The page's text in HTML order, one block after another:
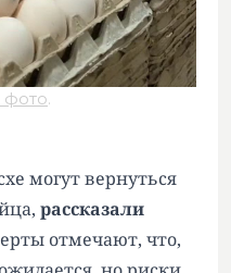
фото.
могут вернуться
рассказали
отмечают, что,